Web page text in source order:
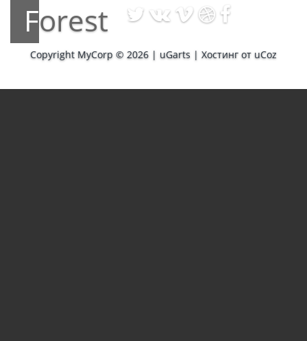
Forest
Copyright MyCorp © 2026 | uGarts | Хостинг от uCoz